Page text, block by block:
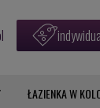
ŁAZIENKA W